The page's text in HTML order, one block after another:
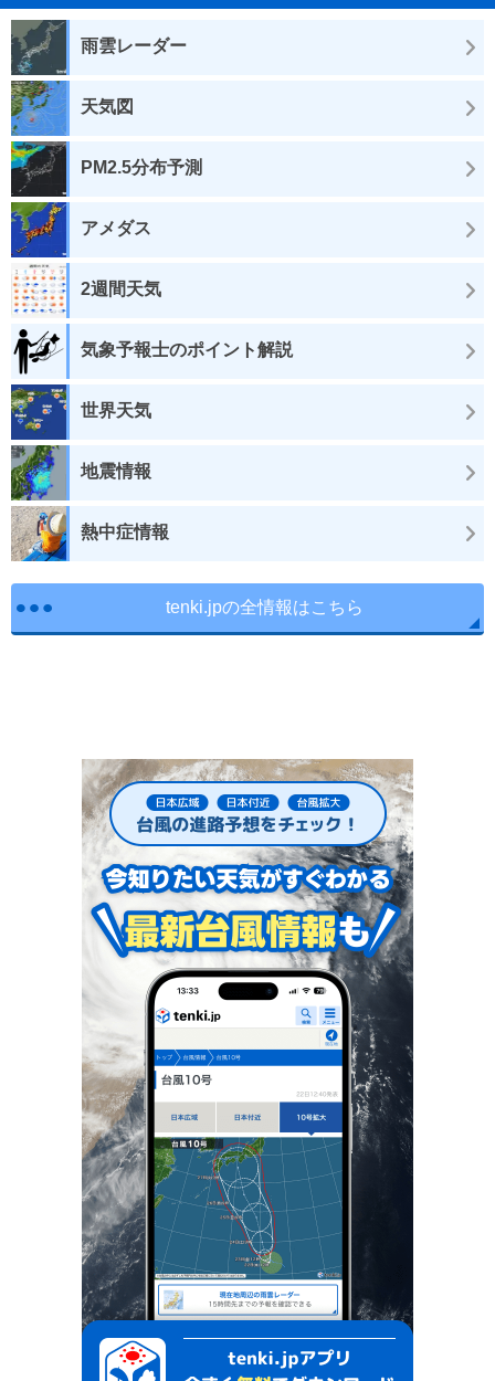
雨雲レーダー
天気図
PM2.5分布予測
アメダス
2週間天気
気象予報士のポイント解説
世界天気
地震情報
熱中症情報
tenki.jpの全情報はこちら